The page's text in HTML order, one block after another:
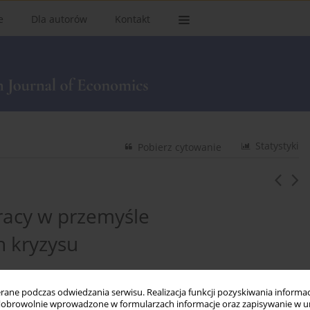
podczas odwiedzania serwisu. Realizacja funkcji pozyskiwania
wprowadzone w formularzach informacje oraz zapisywanie w
Dla autorów Kontakt
Statystyki
Pobierz cytowanie
w przemyśle
kryzysu